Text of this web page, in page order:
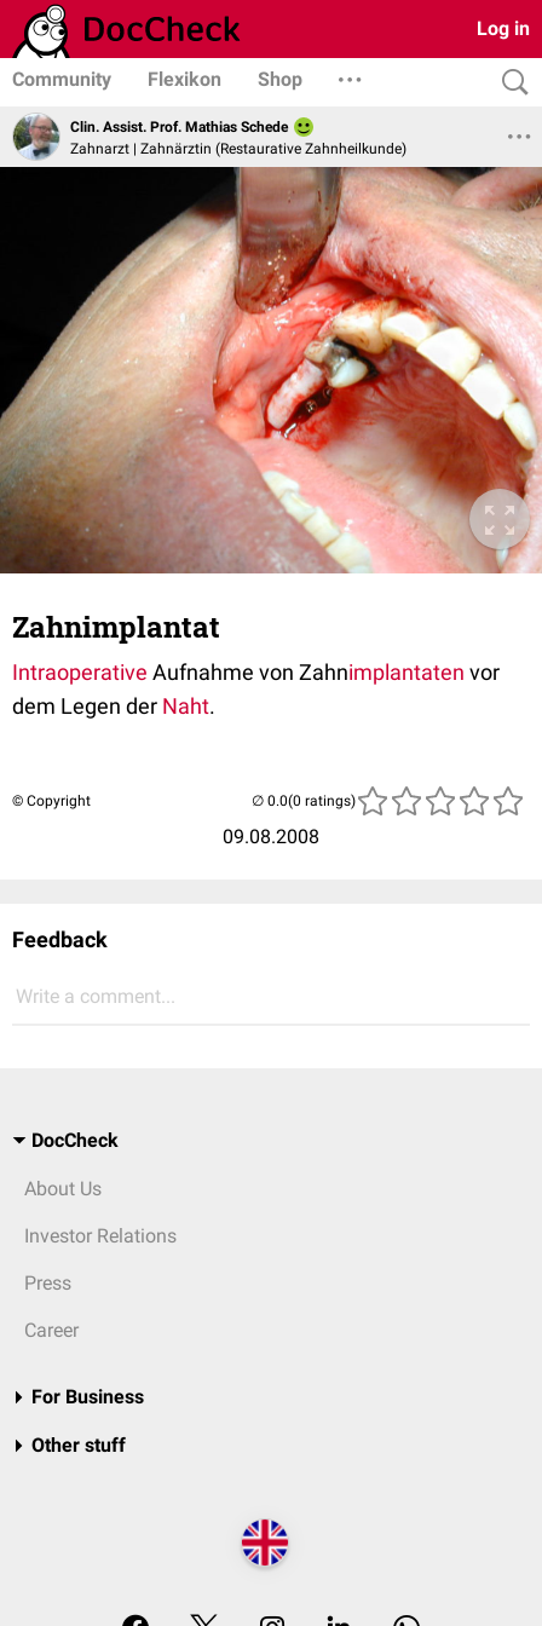
Log in
Community Flexikon Shop
Clin. Assist. Prof. Mathias Schede
Zahnarzt | Zahnärztin (Restaurative Zahnheilkunde)
Zahnimplantat
Intraoperative Aufnahme von Zahnimplantaten vor
dem Legen der Naht.
© Copyright
09.08.2008
(0 ratings)
Feedback
Write a comment...
DocCheck
About Us
Investor Relations
Press
Career
For Business
Other stuff